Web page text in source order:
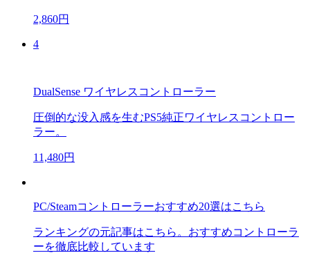
2,860円
4
DualSense ワイヤレスコントローラー
圧倒的な没入感を生むPS5純正ワイヤレスコントロー
ラー。
11,480円
PC/Steamコントローラーおすすめ20選はこちら
ランキングの元記事はこちら。おすすめコントローラ
ーを徹底比較しています